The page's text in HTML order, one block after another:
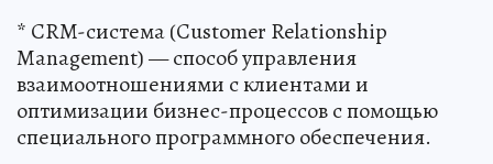
* CRM-система (Customer Relationship
Management) — способ управления
взаимоотношениями с клиентами и
оптимизации бизнес-процессов с помощью
специального программного обеспечения.